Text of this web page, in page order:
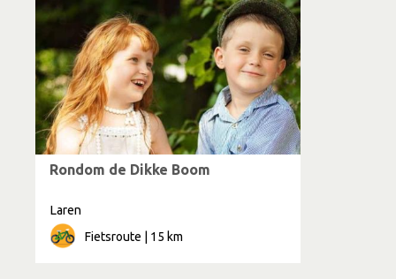
Rondom de Dikke Boom
Laren
Fietsroute | 15 km